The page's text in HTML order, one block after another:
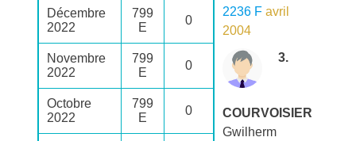
Décembre
2022
799
E
0
Novembre
2022
799
E
0
Octobre
2022
799
E
0
2236 F avril
2004
3.
COURVOISIER
Gwilherm